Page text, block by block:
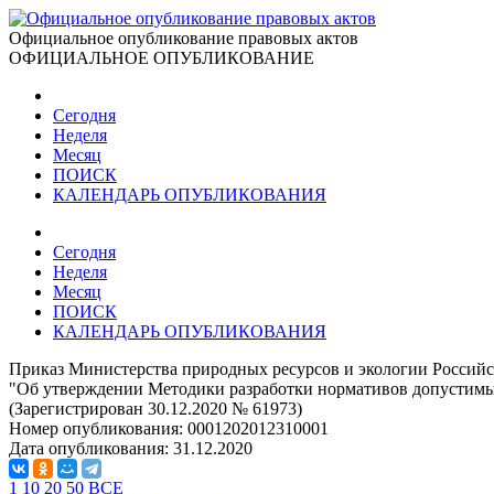
Официальное опубликование правовых актов
ОФИЦИАЛЬНОЕ ОПУБЛИКОВАНИЕ
Сегодня
Неделя
Месяц
ПОИСК
КАЛЕНДАРЬ ОПУБЛИКОВАНИЯ
Сегодня
Неделя
Месяц
ПОИСК
КАЛЕНДАРЬ ОПУБЛИКОВАНИЯ
Приказ Министерства природных ресурсов и экологии
"Об утверждении Методики разработки нормативов
(Зарегистрирован 30.12.2020 № 61973)
Номер опубликования: 0001202012310001
Дата опубликования: 31.12.2020
1 10 20 50 ВСЕ